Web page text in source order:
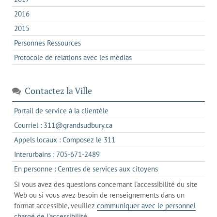
2016
2015
Personnes Ressources
Protocole de relations avec les médias
Contactez la Ville
Portail de service à la clientèle
dans
un
nouvel
Courriel : 311@grandsudbury.cas'ouvre
dans
votre
de
messagerie
Appels locaux : Composez le 311
dans
un
client
de
votre
téléphone
Interurbains : 705-671-2489s'ouvre
dans
un
client
de
votre
En personne : Centres de services aux citoyenss'ouvre
dans
l'onglet
actuel
Si vous avez des questions concernant l'accessibilité du site
Web ou si vous avez besoin de renseignements dans un
format accessible, veuillez communiquer avec le personnel